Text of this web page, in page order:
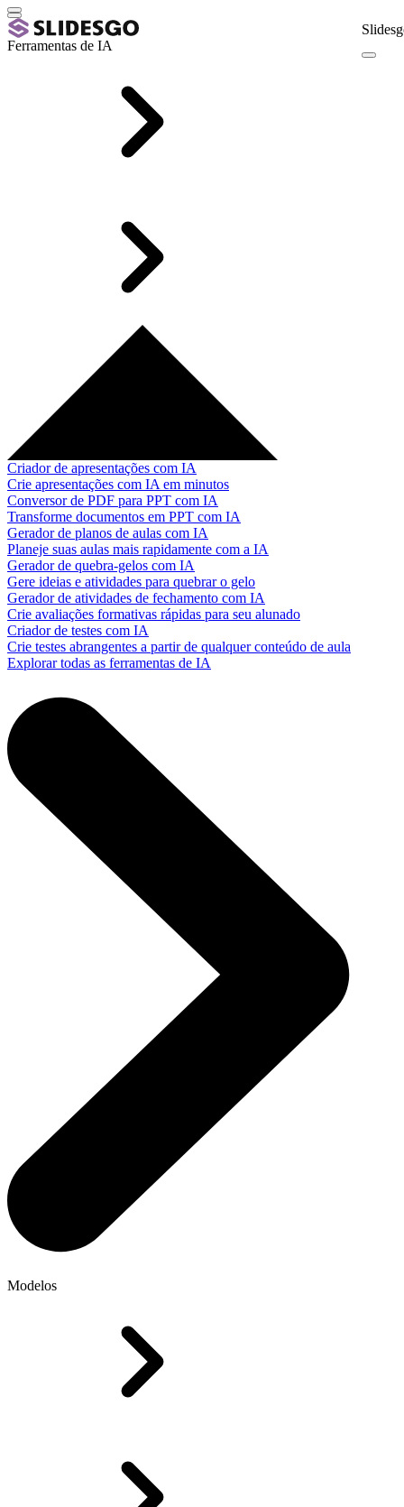
Ferramentas de IA
Criador de apresentações com IA
Crie apresentações com IA em minutos
Conversor de PDF para PPT com IA
Transforme documentos em PPT com IA
Gerador de planos de aulas com IA
Planeje suas aulas mais rapidamente com a IA
Gerador de quebra-gelos com IA
Gere ideias e atividades para quebrar o gelo
Gerador de atividades de fechamento com IA
Crie avaliações formativas rápidas para seu alunado
Criador de testes com IA
Crie testes abrangentes a partir de qualquer conteúdo de aula
Explorar todas as ferramentas de IA
Modelos